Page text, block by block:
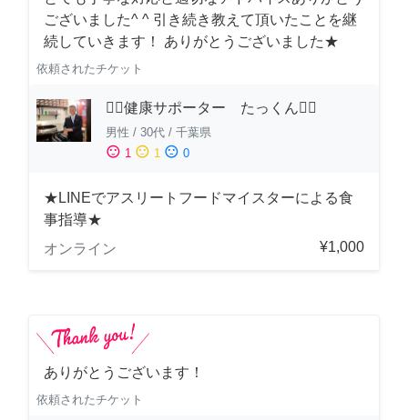
ございました^ ^ 引き続き教えて頂いたことを継
続していきます！ ありがとうございました★
依頼されたチケット
🏋️‍♂️健康サポーター たっくん🏋️‍♂️
男性 / 30代 / 千葉県
sentiment_satisfied 1 sentiment_neutral 1 sentiment_dissatisfied 0
★LINEでアスリートフードマイスターによる食
事指導★
オンライン
¥1,000
ありがとうございます！
依頼されたチケット